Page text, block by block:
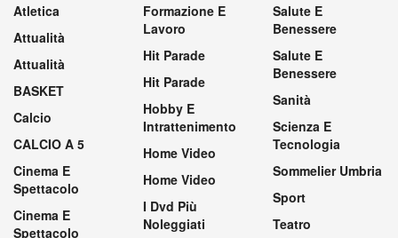
Atletica
Attualità
Attualità
BASKET
Calcio
CALCIO A 5
Cinema E
Spettacolo
Cinema E
Spettacolo
Formazione E
Lavoro
Hit Parade
Hit Parade
Hobby E
Intrattenimento
Home Video
Home Video
I Dvd Più
Noleggiati
Salute E
Benessere
Salute E
Benessere
Sanità
Scienza E
Tecnologia
Sommelier Umbria
Sport
Teatro